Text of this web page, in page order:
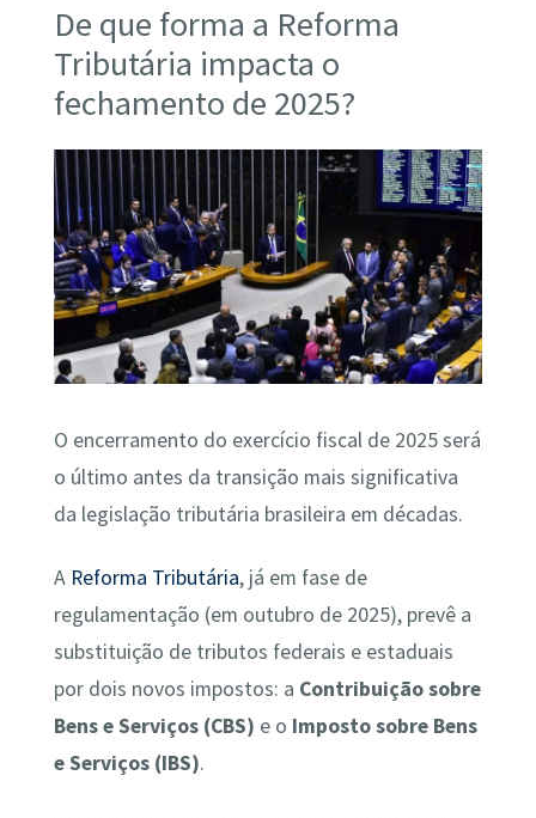
De que forma a Reforma
Tributária impacta o
fechamento de 2025?
O encerramento do exercício fiscal de 2025 será
o último antes da transição mais significativa
da legislação tributária brasileira em décadas.
A Reforma Tributária, já em fase de
regulamentação (em outubro de 2025), prevê a
substituição de tributos federais e estaduais
por dois novos impostos: a Contribuição sobre
Bens e Serviços (CBS) e o Imposto sobre Bens
e Serviços (IBS).